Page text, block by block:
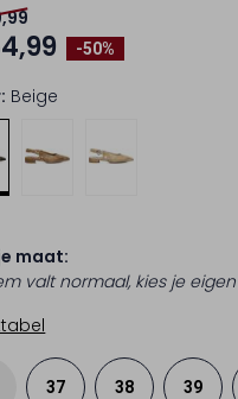
-50%
Beige
maat:
valt normaal, kies je
37 38 39